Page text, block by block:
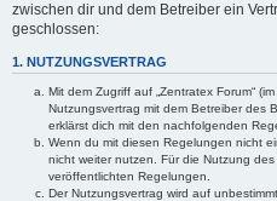
zwischen dir und dem Betreiber ein
geschlossen:
1. NUTZUNGSVERTRAG
Mit dem Zugriff auf „Zentratex Forum“
Nutzungsvertrag mit dem Betreiber des
erklärst dich mit den nachfolgenden
Wenn du mit diesen Regelungen nicht
nicht weiter nutzen. Für die Nutzung
veröffentlichten Regelungen.
Der Nutzungsvertrag wird auf